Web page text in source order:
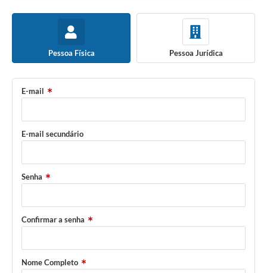
Pessoa Física Pessoa Jurídica
E-mail
E-mail secundário
Senha
Confirmar a senha
Nome Completo